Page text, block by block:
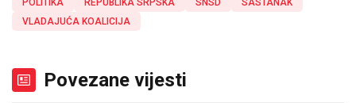
POLITIKA REPUBLIKA SRPSKA SNSD
SASTANAK
VLADAJUĆA KOALICIJA
Povezane vijesti